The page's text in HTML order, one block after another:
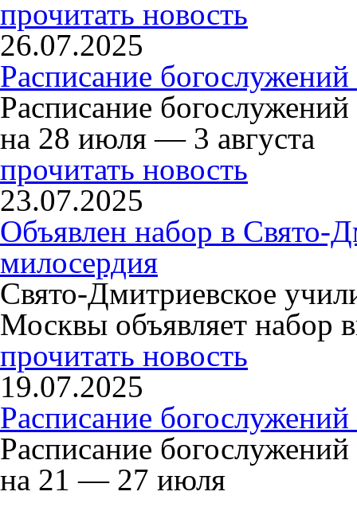
прочитать новость
26.07.2025
Расписание
Расписание
на 28 июля — 3 августа
прочитать новость
23.07.2025
Объявлен набор в Свято-
милосердия
Свято-Дмитриевское
Москвы объявляет набор
прочитать новость
19.07.2025
Расписание
Расписание
на 21 — 27 июля